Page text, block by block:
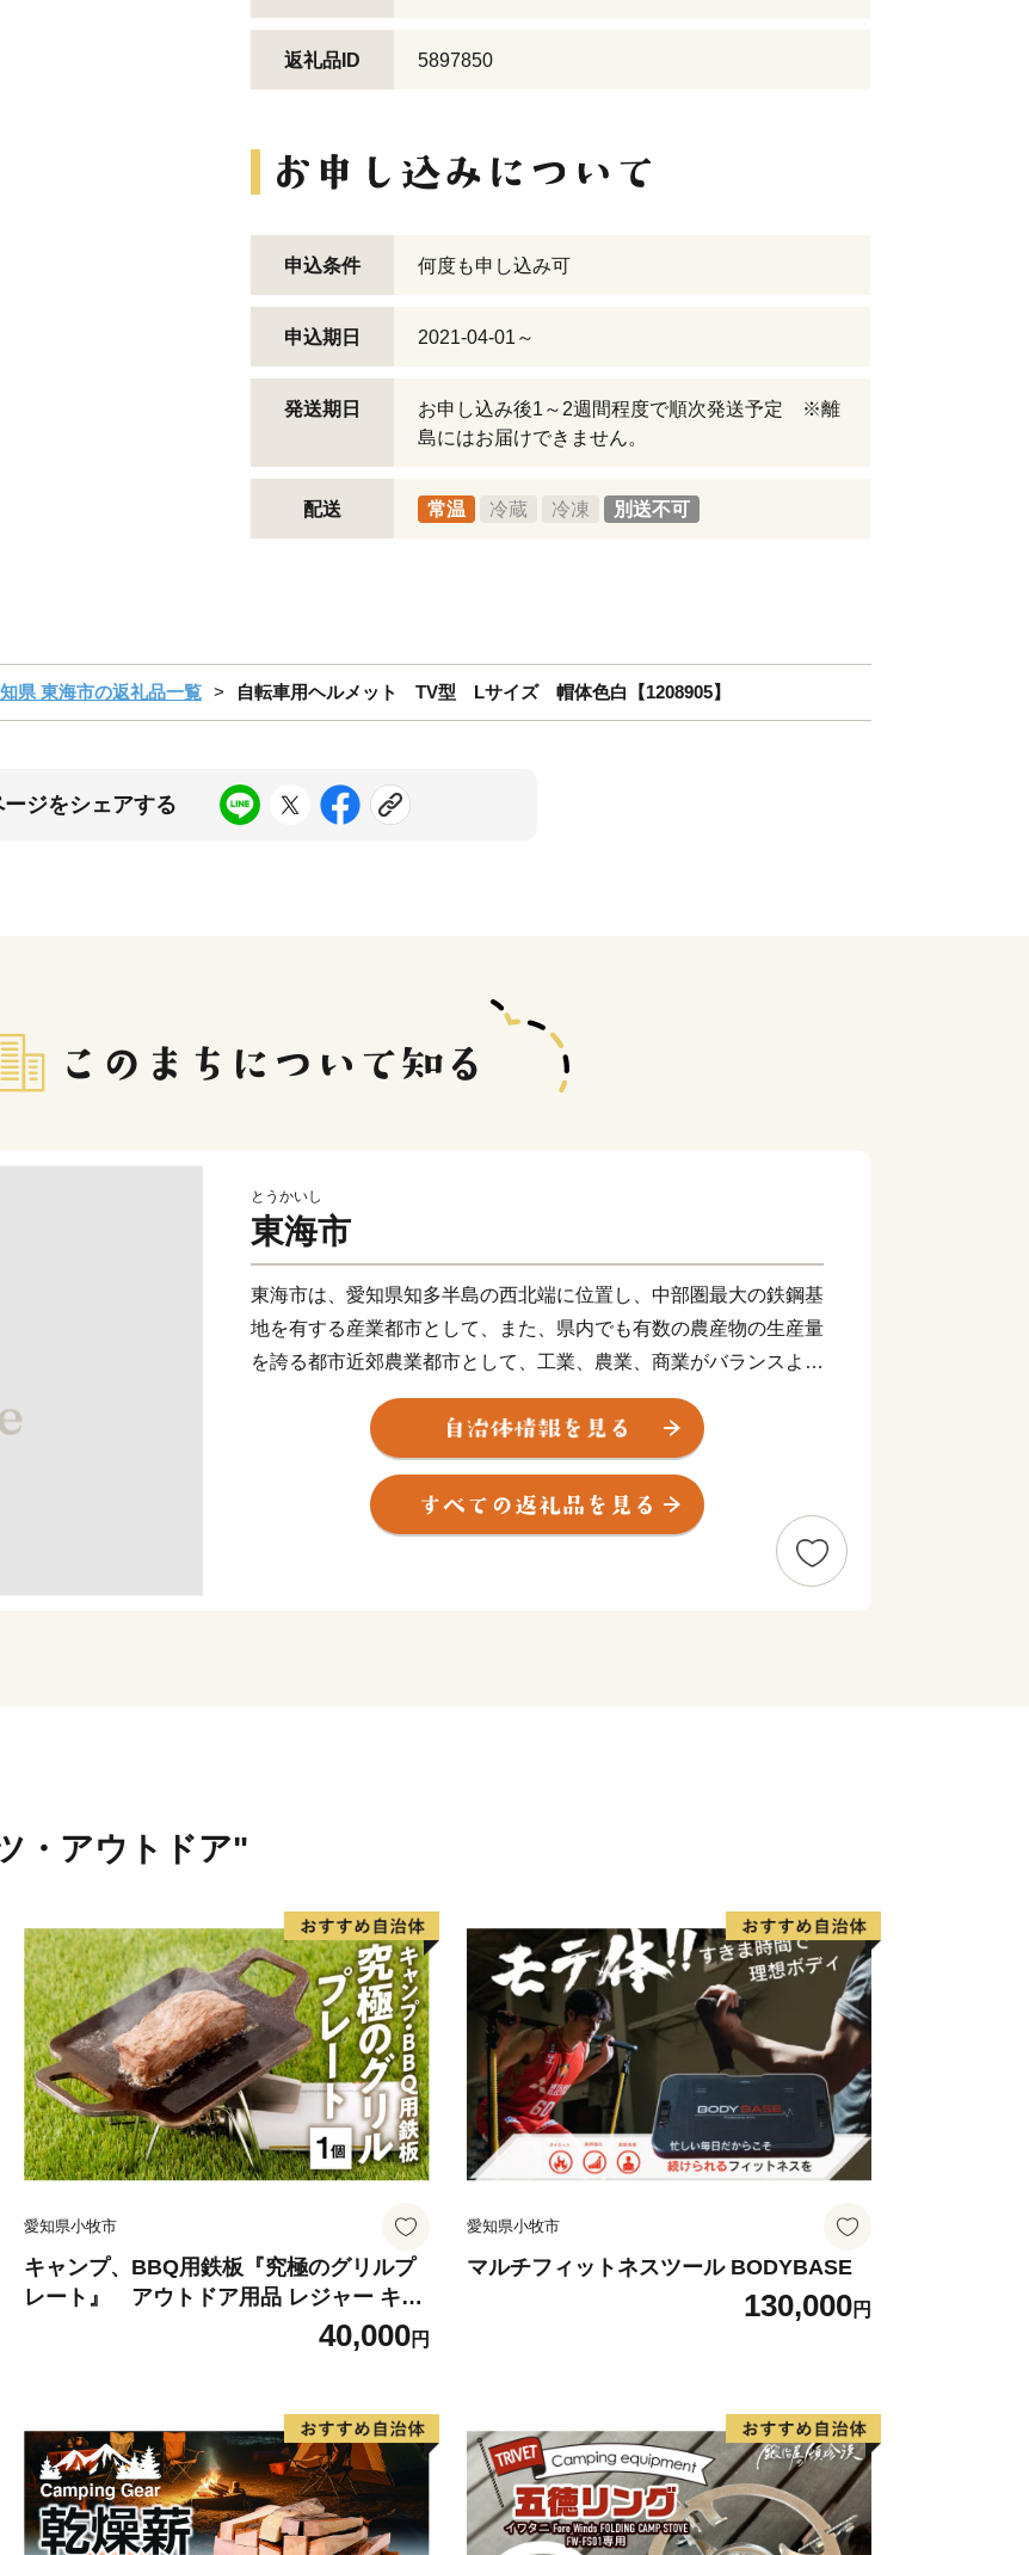
返礼品ID 5897850
申込条件 何度も申し込み可
申込期日 2021-04-01～
発送期日
お申し込み後1～2週間程度で順次発送予定 ※離
島にはお届けできません。
配送 常温 冷蔵 冷凍 別送不可
県 東海市の返礼品一覧 自転車用ヘルメット TV型 Lサイズ 帽体色白【1208905】
ージをシェアする
とうかいし
東海市
東海市は、愛知県知多半島の西北端に位置し、中部圏最大の鉄鋼基
地を有する産業都市として、また、県内でも有数の農産物の生産量
を誇る都市近郊農業都市として、工業、農業、商業がバランスよく
発展を遂げてきました。
名古屋都心や中部国際空港へのアクセスに優れた立地特性を生か
したまちづくりを積極的に進めており、多種多様な事業者が集積
し、日本経済を牽引する産業都市として注目を集めています。
・アウトドア"
愛知県小牧市
キャンプ、BBQ用鉄板『究極のグリルプ
レート』 アウトドア用品 レジャー キャ
40,000円
愛知県小牧市
マルチフィットネスツール BODYBASE
130,000円